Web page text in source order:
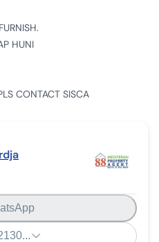
HUNI
CONTACT SISCA